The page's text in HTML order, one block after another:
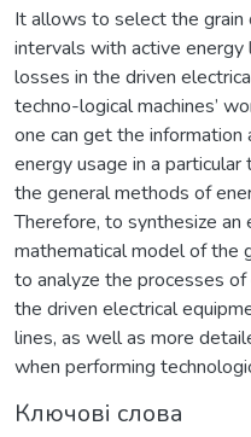
It allows to select the grain
intervals with active energy
losses in the driven
techno-logical machines’
one can get the
energy usage in a
the general methods of
Therefore, to synthesize
mathematical model of the
to analyze the processes
the driven electrical
lines, as well as more
when performing
Ключові слова